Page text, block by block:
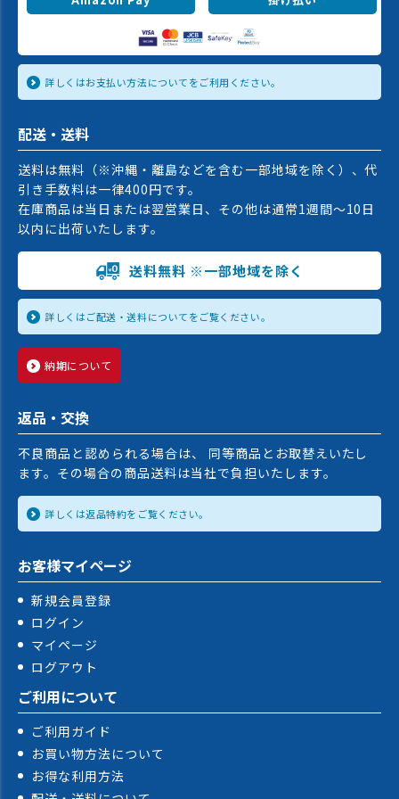
詳しくはお支払い方法についてをご利用ください。
配送・送料
送料は無料（※沖縄・離島などを含む一部地域を除く）、代
引き手数料は一律400円です。
在庫商品は当日または翌営業日、その他は通常1週間〜10日
以内に出荷いたします。
送料無料 ※一部地域を除く
詳しくはご配送・送料についてをご覧ください。
納期について
返品・交換
不良商品と認められる場合は、 同等商品とお取替えいたし
ます。その場合の商品送料は当社で負担いたします。
詳しくは返品特約をご覧ください。
お客様マイページ
新規会員登録
ログイン
マイページ
ログアウト
ご利用について
ご利用ガイド
お買い物方法について
お得な利用方法